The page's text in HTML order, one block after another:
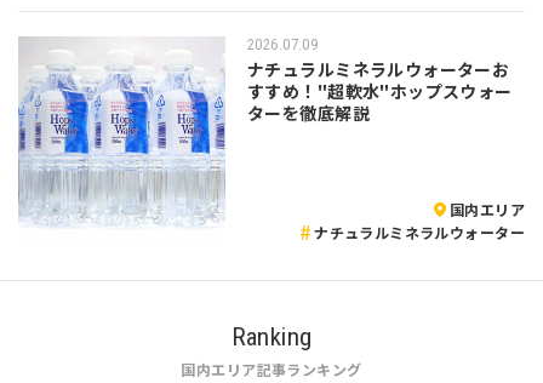
2026.07.09
ナチュラルミネラルウォーターお
すすめ！"超軟水"ホップスウォー
ターを徹底解説
国内エリア
ナチュラルミネラルウォーター
Ranking
国内エリア記事ランキング